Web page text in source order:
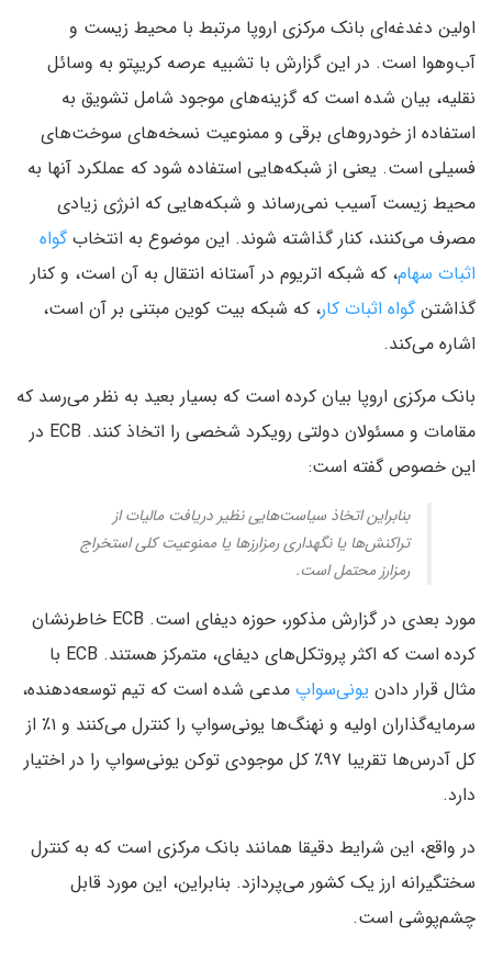
اولین دغدغه‌ای بانک مرکزی اروپا مرتبط با محیط زیست و
آب‌وهوا است. در این گزارش با تشبیه عرصه کریپتو به وسائل
نقلیه، بیان شده است که گزینه‌های موجود شامل تشویق به
استفاده از خودروهای برقی و ممنوعیت نسخه‌های سوخت‌های
فسیلی است. یعنی از شبکه‌هایی استفاده شود که عملکرد آنها به
محیط زیست آسیب نمی‌رساند و شبکه‌هایی که انرژی زیادی
مصرف می‌کنند، کنار گذاشته شوند. این موضوع به انتخابگواه
اثبات سهام، که شبکه اتریوم در آستانه انتقال به آن است، و کنار
گذاشتنگواه اثبات کار، که شبکه بیت کوین مبتنی بر آن است،
اشاره می‌کند.
بانک مرکزی اروپا بیان کرده است که بسیار بعید به نظر می‌رسد که
مقامات و مسئولان دولتی رویکرد شخصی را اتخاذ کنند. ECB در
این خصوص گفته است:
بنابراین اتخاذ سیاست‌هایی نظیر دریافت مالیات از
تراکنش‌ها یا نگهداری رمزارزها یا ممنوعیت کلی استخراج
رمزارز محتمل است.
مورد بعدی در گزارش مذکور، حوزه دیفای است. ECB خاطرنشان
کرده است که اکثر پروتکل‌های دیفای، متمرکز هستند. ECB با
مثال قرار دادن یونی‌سواپ مدعی شده است که تیم توسعه‌دهنده،
سرمایه‌گذاران اولیه و نهنگ‌ها یونی‌سواپ را کنترل می‌کنند و ۱٪ از
کل آدرس‌ها تقریبا ۹۷٪ کل موجودی توکن یونی‌سواپ را در اختیار
دارد.
در واقع، این شرایط دقیقا همانند بانک مرکزی است که به کنترل
سختگیرانه ارز یک کشور می‌پردازد. بنابراین، این مورد قابل
چشم‌پوشی است.